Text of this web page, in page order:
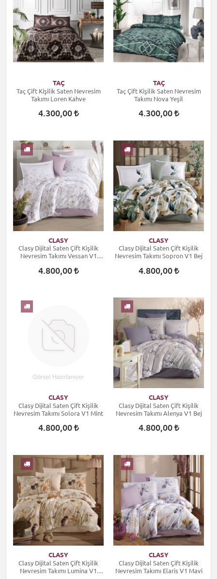
TAÇ
Taç Çift Kişilik Saten Nevresim
Takımı Loren Kahve
4.300,00
TAÇ
Taç Çift Kişilik Saten Nevresim
Takımı Nova Yeşil
4.300,00
CLASY
Clasy Dijital Saten Çift Kişilik
Nevresim Takımı Vessan V1
4.800,00
CLASY
Clasy Dijital Saten Çift Kişilik
Nevresim Takımı Sopron V1 Bej
4.800,00
CLASY
Clasy Dijital Saten Çift Kişilik
Nevresim Takımı Solora V1 Mint
4.800,00
CLASY
Clasy Dijital Saten Çift Kişilik
Nevresim Takımı Alenya V1 Bej
4.800,00
CLASY
Clasy Dijital Saten Çift Kişilik
Nevresim Takımı Lumina V1
CLASY
Clasy Dijital Saten Çift Kişilik
Nevresim Takımı Elaris V1 Mavi